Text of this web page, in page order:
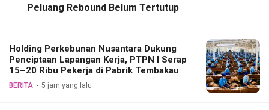
Peluang Rebound Belum Tertutup
Holding Perkebunan Nusantara Dukung
Penciptaan Lapangan Kerja, PTPN I Serap
15–20 Ribu Pekerja di Pabrik Tembakau
BERITA 5 jam yang lalu